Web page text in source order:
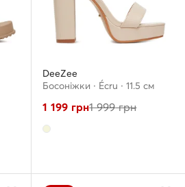
DeeZee
Босоніжки · Écru · 11.5 см
1 199 грн1 999грн